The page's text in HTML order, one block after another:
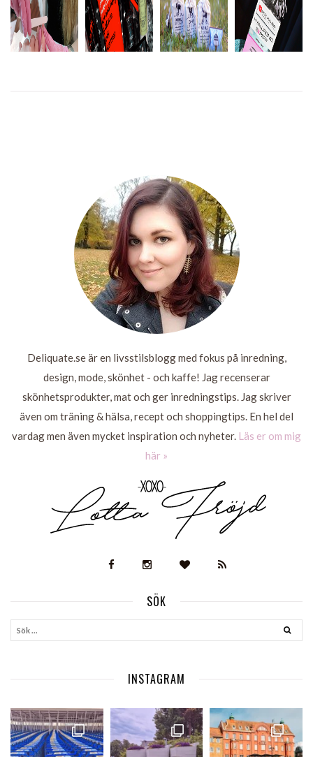
LÄS MER
LÄS
MER
Deliquate.se är en livsstilsblogg med fokus på inredning,
design, mode, skönhet - och kaffe! Jag recenserar
skönhetsprodukter, mat och ger inredningstips. Jag skriver
även om träning & hälsa, recept och shoppingtips. En hel del
vardag men även mycket inspiration och nyheter. Läs er om mig
här »
SÖK
INSTAGRAM